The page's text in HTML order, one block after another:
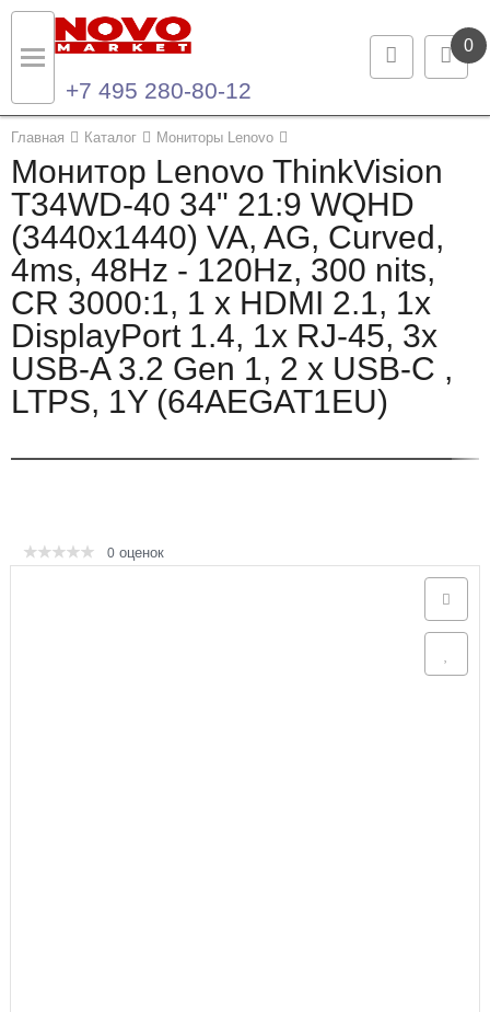
0
+7 495 280-80-12
Главная Каталог Мониторы Lenovo
Монитор Lenovo ThinkVision
T34WD-40 34" 21:9 WQHD
(3440x1440) VA, AG, Curved,
4ms, 48Hz - 120Hz, 300 nits,
CR 3000:1, 1 x HDMI 2.1, 1x
DisplayPort 1.4, 1x RJ-45, 3x
USB-A 3.2 Gen 1, 2 x USB-C ,
LTPS, 1Y (64AEGAT1EU)
0 оценок
Назад
Каталог продукции
Ноутбуки и ультрабуки
Компьютеры
Моноблоки
Серверы и СХД
Назад
Контакты
Контактная информация